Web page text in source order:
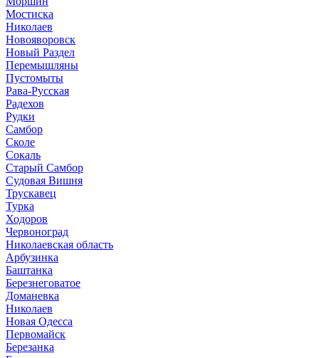
Мостиска
Николаев
Новояворовск
Новый Раздел
Перемышляны
Пустомыты
Рава-Русская
Радехов
Рудки
Самбор
Сколе
Сокаль
Старый Самбор
Судовая Вишня
Трускавец
Турка
Ходоров
Червоноград
Николаевская область
Арбузинка
Баштанка
Березнеговатое
Доманевка
Николаев
Новая Одесса
Первомайск
Березанка